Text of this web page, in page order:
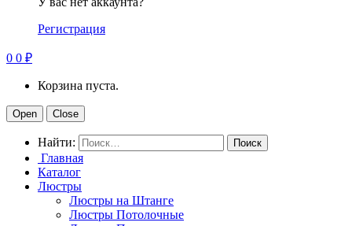
Регистрация
0 0 ₽
Корзина пуста.
Open Close
Найти:
Главная
Каталог
Люстры
Люстры на Штанге
Люстры Потолочные